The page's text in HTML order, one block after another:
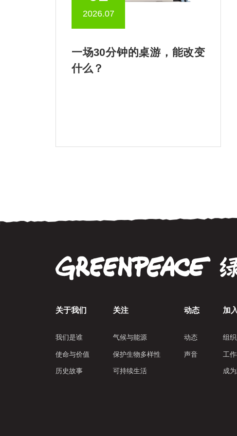
2026.07
一场30分钟的桌游，能改变
什么？
关于我们
我们是谁
使命与价值
历史故事
关注
气候与能源
保护生物多样性
可持续生活
动态
动态
声音
加
组
工
成